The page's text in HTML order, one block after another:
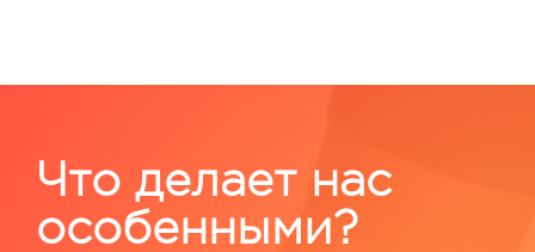
Что делает нас
особенными?